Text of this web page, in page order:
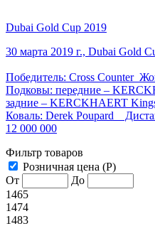
Dubai Gold Cup 2019
30 марта 2019 г., Dubai Gold
Победитель: Cross Counter
Подковы: передние –
задние – KERCKHAERT
Коваль: Derek Poupard
12 000 000
Фильтр товаров
Розничная цена (Р)
От
До
1465
1474
1483